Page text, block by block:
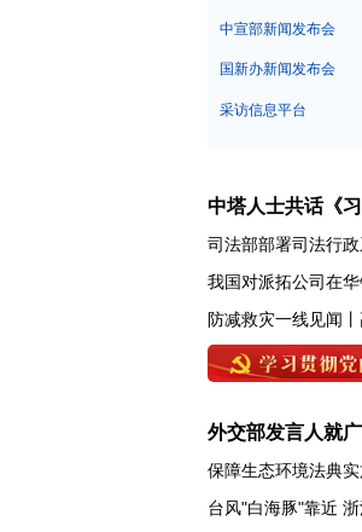
中宣部新闻发布会
国新办新闻发布会
采访信息平台
中塔人士共话《
司法部部署司法行
我国对派拓公司在
防减救灾一线见闻
外交部发言人就
保障生态环境法典
台风"白海豚"靠近